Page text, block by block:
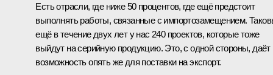
Есть отрасли, где ниже 50 процентов, где ещё предстоит
выполнять работы, связанные с импортозамещением.
ещё в течение двух лет у нас 240 проектов, которые тоже
выйдут на серийную продукцию. Это, с одной стороны, даёт
возможность опять же для поставки на экспорт.